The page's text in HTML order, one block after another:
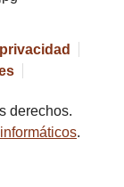
derechos.
.